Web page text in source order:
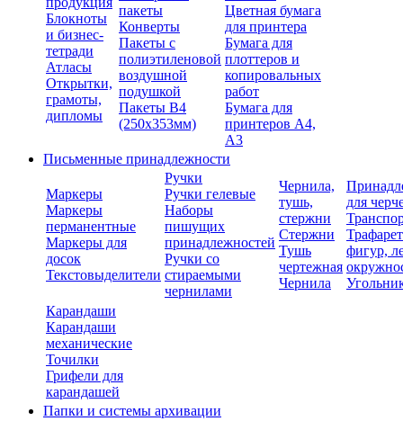
Блокноты
и бизнес-
тетради
Атласы
Открытки,
грамоты,
дипломы
пакеты
Конверты
Пакеты с
полиэтиленовой
воздушной
подушкой
Пакеты В4
(250х353мм)
Цветная бумага
для принтера
Бумага для
плоттеров и
копировальных
работ
Бумага для
принтеров А4,
А3
Письменные принадлежности
Маркеры
Маркеры
перманентные
Маркеры для
досок
Текстовыделители
Ручки
Ручки гелевые
Наборы
пишущих
принадлежностей
Ручки со
стираемыми
чернилами
Чернила,
тушь,
стержни
Стержни
Тушь
чертежная
Чернила
для
фигур,
Карандаши
Карандаши
механические
Точилки
Грифели для
карандашей
Папки и системы архивации